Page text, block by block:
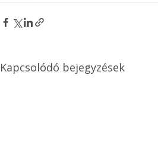
Kapcsolódó bejegyzések